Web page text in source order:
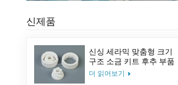
신제품
신싱 세라믹 맞춤형 크기
구조 소금 키트 후추 부품
알루미나 커피 세라믹 밀
더 읽어보기